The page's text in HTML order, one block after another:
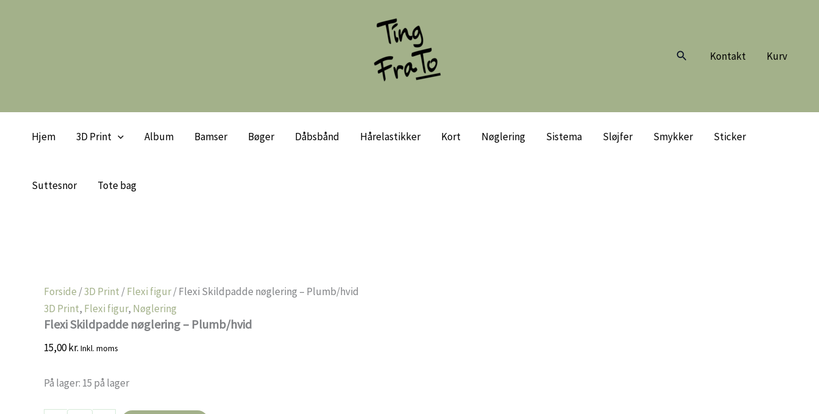
Søg Kontakt Kurv
Hjem 3D Print Album Bamser Bøger Dåbsbånd Hårelastikker Kort Nøglering Sistema Sløjfer Smykker Sticker
Suttesnor Tote bag
Forside /3D Print /Flexi figur/ Flexi Skildpadde nøglering – Plumb/hvid
3D Print, Flexi figur, Nøglering
Flexi Skildpadde nøglering – Plumb/hvid
15,00kr. Inkl. moms
På lager: 15 på lager